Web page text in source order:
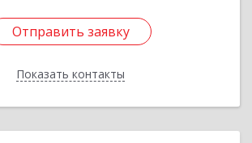
Отправить заявку
Показать контакты
Отправить заявку
Назад